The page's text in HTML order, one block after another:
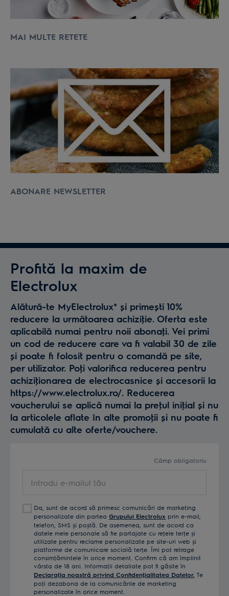
MAI MULTE RETETE
ABONARE NEWSLETTER
Profită la maxim de
Electrolux
Alătură-te MyElectrolux* și primești 10%
reducere la următoarea achiziţie. Oferta este
aplicabilă numai pentru noii abonaţi. Vei primi
un cod de reducere care va fi valabil 30 de zile
și poate fi folosit pentru o comandă pe site,
per utilizator. Poţi valorifica reducerea pentru
achiziţionarea de electrocasnice și accesorii la
https://www.electrolux.ro/. Reducerea
voucherului se aplică numai la preţul iniţial și nu
la articolele aflate în alte promoţii și nu poate fi
cumulată cu alte oferte/vouchere.
Câmp obligatoriu
tău Da, sunt de acord să primesc comunicări de marketing
personalizate din partea Grupului Electrolux prin e-mail,
telefon, SMS și poștă. De asemenea, sunt de acord ca
datele mele personale să fie partajate cu reţele terţe și
utilizate pentru reclame personalizate pe site-uri web și
platforme de comunicare socială terţe. Îmi pot retrage
consimţămintele în orice moment. Confirm că am împlinit
vârsta de 18 ani. Informaţii detaliate pot fi găsite în
Declaraţia noastră privind Confidenţialitatea Datelor. Te
poţi dezabona de la comunicările de marketing
personalizate în orice moment.